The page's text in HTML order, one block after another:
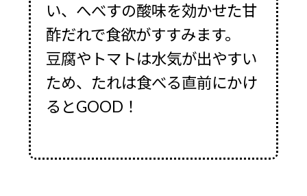
い、へべすの酸味を効かせた甘
酢だれで食欲がすすみます。
豆腐やトマトは水気が出やすい
ため、たれは食べる直前にかけ
るとGOOD！